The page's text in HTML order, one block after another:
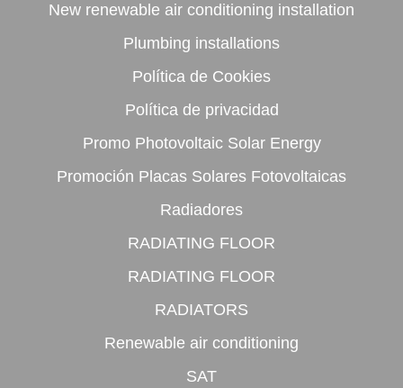
New renewable air conditioning installation
Plumbing installations
Política de Cookies
Política de privacidad
Promo Photovoltaic Solar Energy
Promoción Placas Solares Fotovoltaicas
Radiadores
RADIATING FLOOR
RADIATING FLOOR
RADIATORS
Renewable air conditioning
SAT